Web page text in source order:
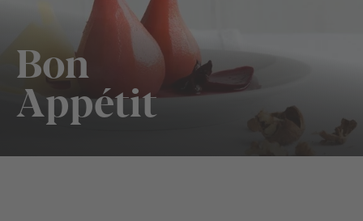
Bon
Appétit